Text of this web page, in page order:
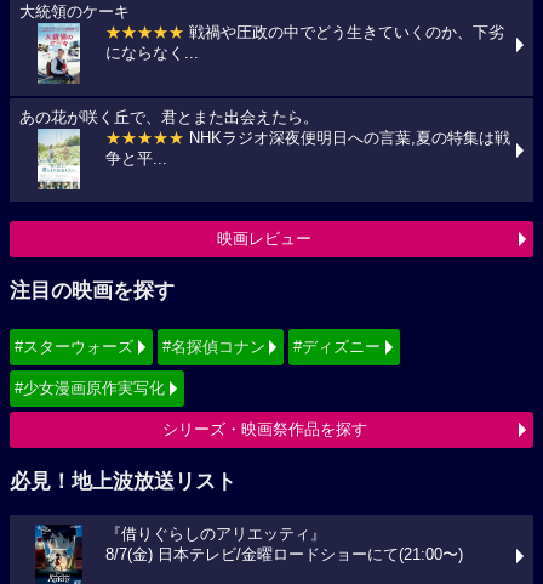
大統領のケーキ
★★★★★ 戦禍や圧政の中でどう生きていくのか、下劣
にならなく...
あの花が咲く丘で、君とまた出会えたら。
★★★★★ NHKラジオ深夜便明日への言葉,夏の特集は戦
争と平...
映画レビュー
注目の映画を探す
#スターウォーズ #名探偵コナン #ディズニー
#少女漫画原作実写化
シリーズ・映画祭作品を探す
必見！地上波放送リスト
『借りぐらしのアリエッティ』
8/7(金) 日本テレビ/金曜ロードショーにて(21:00〜)